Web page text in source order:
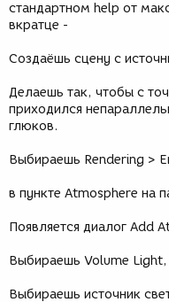
стандартном help от
вкратце -
Создаёшь сцену с
Делаешь так, чтобы с
приходился
глюков.
Выбираешь Rendering >
в пункте Atmosphere на
Появляется диалог Add
Выбираешь Volume Light,
Выбираешь источник